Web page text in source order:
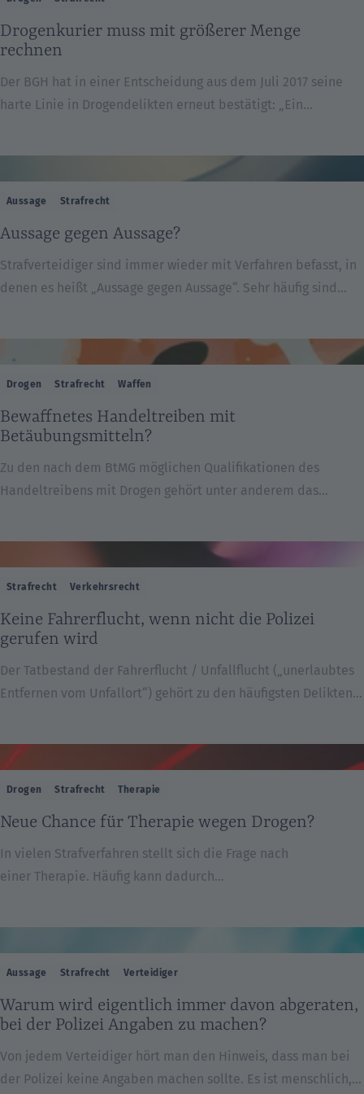
einem Kleidungsstück der Geschädigten war […]
Drogenkurier muss mit größerer Menge
rechnen
Der BGH hat in einer Entscheidung aus dem Juli 2017 seine
harte Linie in Drogendelikten erneut bestätigt: „Ein
Rauschgifts Einfluss nehmen noch diese Menge überprüfen
kann, wird i. d. R. damit rechnen müssen, dass ihm mehr
Aussage Strafrecht
Aussage gegen Aussage?
Strafverteidiger sind immer wieder mit Verfahren befasst, in
denen es heißt „Aussage gegen Aussage“. Sehr häufig sind
Nötigung, sexueller Missbrauch). Typischerweise gibt es dabei
keine weiteren Zeugen. Der zuständige Richter kann nicht
vergewaltigt worden. Andererseits kann er auch nicht einfach
dem Angeklagten glauben, der alles […]
Drogen Strafrecht Waffen
Bewaffnetes Handeltreiben mit
Betäubungsmitteln?
Zu den nach dem BtMG möglichen Qualifikationen des
Handeltreibens mit Drogen gehört unter anderem das
nicht verwenden. Es reicht also aus, wenn der Täter in
der Hosentasche ein Messer, Pfefferspray oder ähnlich hat.
jederzeit zugreifen kann. Falls […]
Strafrecht Verkehrsrecht
Keine Fahrerflucht, wenn nicht die Polizei
gerufen wird
Der Tatbestand der Fahrerflucht / Unfallflucht („unerlaubtes
Entfernen vom Unfallort“) gehört zu den häufigsten Delikten
gerichtlichen Entscheidungen. Im Mai 2017 hat das
Hanseatische Oberlandesgericht Hamburg entschieden,
nur bereit ist, seine Personalien von der Polizei feststellen zu
lassen und der Geschädigte darauf verzichtet, die […]
Drogen Strafrecht Therapie
Neue Chance für Therapie wegen Drogen?
In vielen Strafverfahren stellt sich die Frage nach
einer Therapie. Häufig kann dadurch
Möglichkeit, dass er nach erfolgreichem Abschluss der
dass er beispielsweise ein halbes […]
Aussage Strafrecht Verteidiger
Warum wird eigentlich immer davon abgeraten,
bei der Polizei Angaben zu machen?
Von jedem Verteidiger hört man den Hinweis, dass man bei
der Polizei keine Angaben machen sollte. Es ist menschlich,